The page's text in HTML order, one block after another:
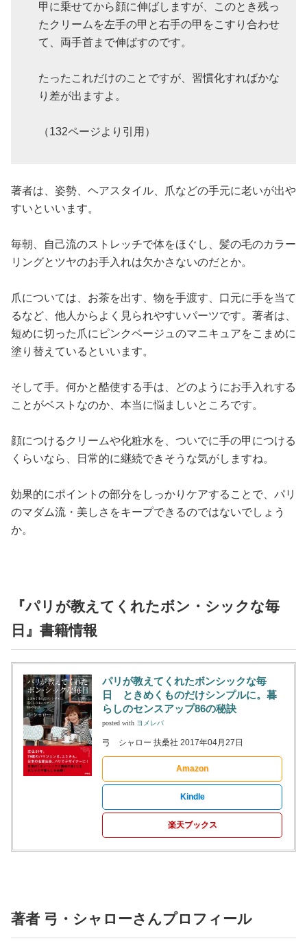
甲に乗せてから顔に伸ばしますが、このとき残っ
たクリームを左手の甲と右手の甲をこすり合わせ
て、両手首まで伸ばすのです。
たったこれだけのことですが、習慣化すればかな
り差が出ますよ。
（132ページより引用）
著者は、姿勢、ヘアスタイル、爪などの手元に老いが出や
すいといいます。
毎朝、自己流のストレッチで体をほぐし、髪の毛のカラー
リングとツヤのお手入れは欠かさないのだとか。
爪については、お茶を出す、物を手渡す、口元に手を当て
るなど、他人からよく見られやすいパーツです。著者は、
短めに切った爪にピンクベージュのマニキュアをこまめに
塗り替えているといいます。
そして手。何かと酷使する手は、どのようにお手入れする
ことがベストなのか、本当に悩ましいところです。
顔につけるクリームや化粧水を、ついでに手の甲につける
くらいなら、日常的に継続できそうな気がしますね。
効果的にポイントの部分をしっかりケアすることで、パリ
のマダム流・美しさをキープできるのではないでしょう
か。
『パリが教えてくれたボン・シックな毎
日』書籍情報
パリが教えてくれたボンシックな毎
日 ときめくものだけシンプルに。暮
らしのセンスアップ86の秘訣
posted with ヨメレバ
弓 シャロー 扶桑社 2017年04月27日
Amazon
Kindle
楽天ブックス
著者 弓・シャローさんプロフィール